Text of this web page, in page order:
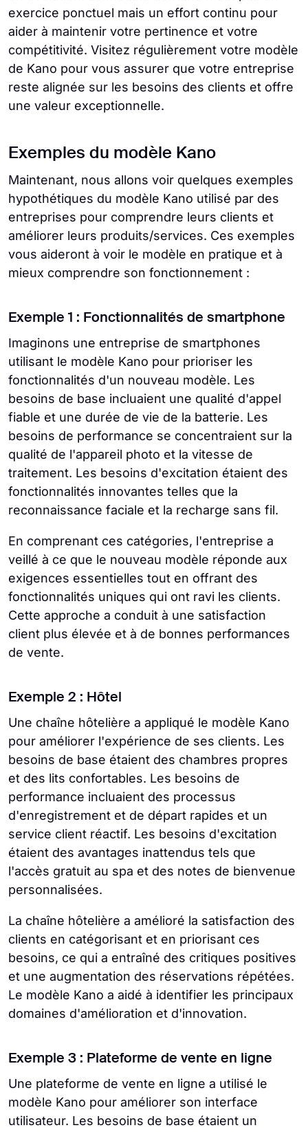
exercice ponctuel mais un effort continu pour
aider à maintenir votre pertinence et votre
compétitivité. Visitez régulièrement votre modèle
de Kano pour vous assurer que votre entreprise
reste alignée sur les besoins des clients et offre
une valeur exceptionnelle.
Exemples du modèle Kano
Maintenant, nous allons voir quelques exemples
hypothétiques du modèle Kano utilisé par des
entreprises pour comprendre leurs clients et
améliorer leurs produits/services. Ces exemples
vous aideront à voir le modèle en pratique et à
mieux comprendre son fonctionnement :
Exemple 1 : Fonctionnalités de smartphone
Imaginons une entreprise de smartphones
utilisant le modèle Kano pour prioriser les
fonctionnalités d'un nouveau modèle. Les
besoins de base incluaient une qualité d'appel
fiable et une durée de vie de la batterie. Les
besoins de performance se concentraient sur la
qualité de l'appareil photo et la vitesse de
traitement. Les besoins d'excitation étaient des
fonctionnalités innovantes telles que la
reconnaissance faciale et la recharge sans fil.
En comprenant ces catégories, l'entreprise a
veillé à ce que le nouveau modèle réponde aux
exigences essentielles tout en offrant des
fonctionnalités uniques qui ont ravi les clients.
Cette approche a conduit à une satisfaction
client plus élevée et à de bonnes performances
de vente.
Exemple 2 : Hôtel
Une chaîne hôtelière a appliqué le modèle Kano
pour améliorer l'expérience de ses clients. Les
besoins de base étaient des chambres propres
et des lits confortables. Les besoins de
performance incluaient des processus
d'enregistrement et de départ rapides et un
service client réactif. Les besoins d'excitation
étaient des avantages inattendus tels que
l'accès gratuit au spa et des notes de bienvenue
personnalisées.
La chaîne hôtelière a amélioré la satisfaction des
clients en catégorisant et en priorisant ces
besoins, ce qui a entraîné des critiques positives
et une augmentation des réservations répétées.
Le modèle Kano a aidé à identifier les principaux
domaines d'amélioration et d'innovation.
Exemple 3 : Plateforme de vente en ligne
Une plateforme de vente en ligne a utilisé le
modèle Kano pour améliorer son interface
utilisateur. Les besoins de base étaient un